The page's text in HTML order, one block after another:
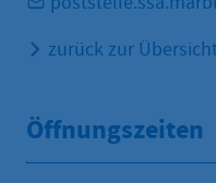
zurück zur
Öffnungszeiten